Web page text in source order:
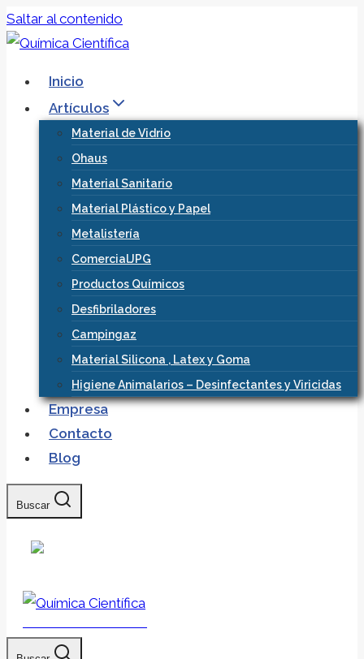
Saltar al contenido
Inicio
Artículos
Material de Vidrio
Ohaus
Material Sanitario
Material Plástico y Papel
Metalistería
ComercialJPG
Productos Químicos
Desfibriladores
Campingaz
Material Silicona , Latex y Goma
Higiene Animalarios – Desinfectantes y Viricidas
Empresa
Contacto
Blog
Buscar